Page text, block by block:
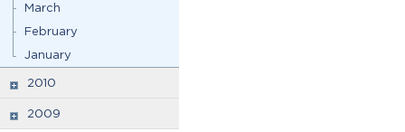
March
February
January
2010
2009